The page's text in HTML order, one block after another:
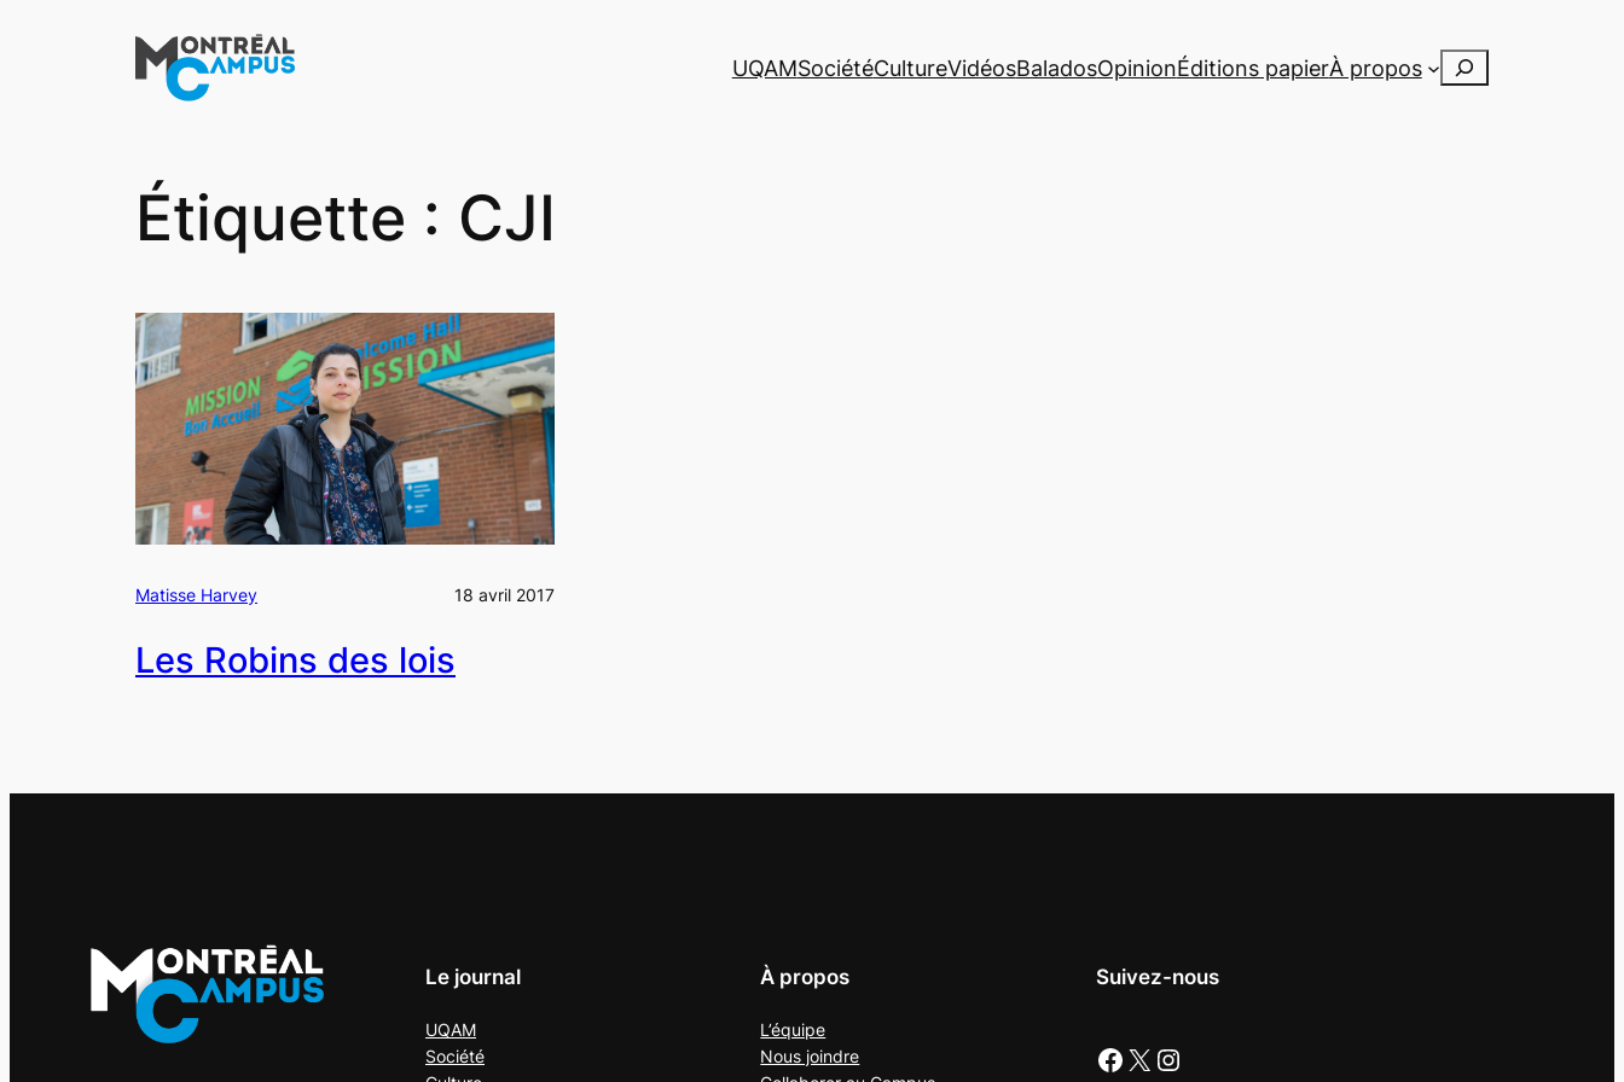
UQAMSociétéCultureVidéosBaladosOpinionÉditions papierÀ propos Rechercher
Étiquette : CJI
Matisse Harvey 18 avril 2017
Les Robins des lois
Le journal
UQAM
Société
À propos
L’équipe
Nous joindre
Suivez-nous
Facebook X Instagram